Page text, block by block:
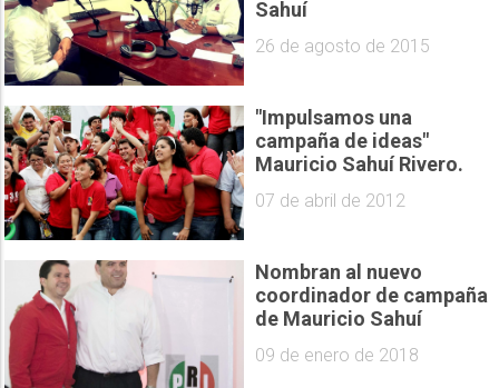
Sahuí
26 de agosto de 2015
"Impulsamos una
campaña de ideas"
Mauricio Sahuí Rivero.
07 de abril de 2012
Nombran al nuevo
coordinador de campaña
de Mauricio Sahuí
09 de enero de 2018